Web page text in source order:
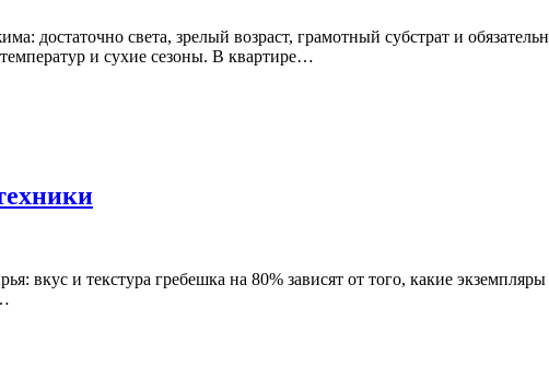
достаточно света, зрелый возраст, грамотный субстрат и
и сухие сезоны. В квартире…
вкус и текстура гребешка на 80% зависят от того, какие